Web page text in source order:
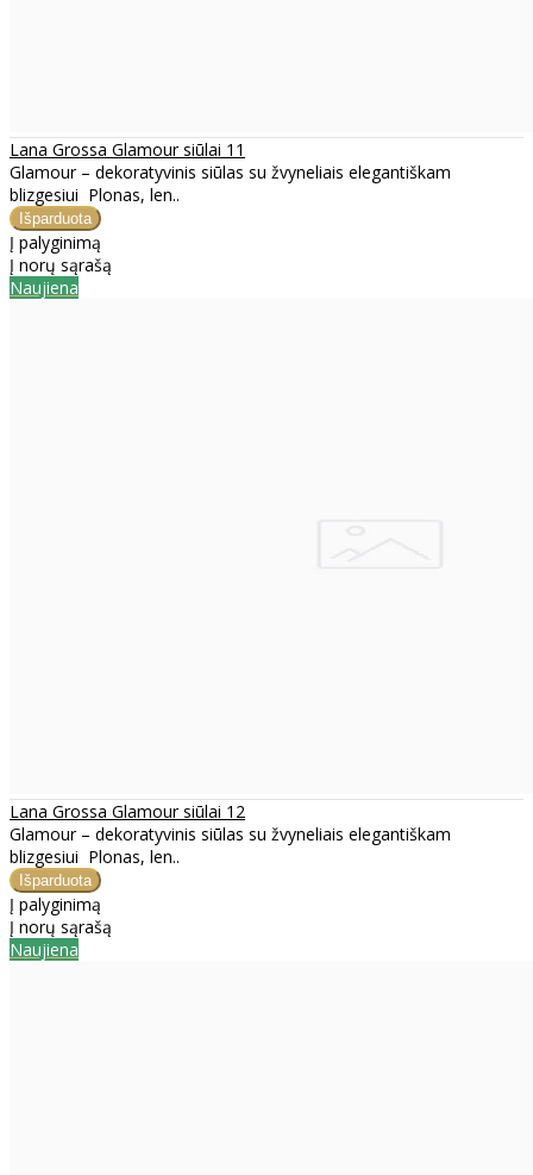
Lana Grossa Glamour siūlai 11
Glamour – dekoratyvinis siūlas su žvyneliais elegantiškam
blizgesiui Plonas, len..
Į palyginimą
Į norų sąrašą
Naujiena
Lana Grossa Glamour siūlai 12
Glamour – dekoratyvinis siūlas su žvyneliais elegantiškam
blizgesiui Plonas, len..
Į palyginimą
Į norų sąrašą
Naujiena